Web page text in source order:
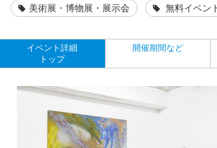
美術展・博物展・展示会 無料イベン
イベント詳細
トップ
開催期間など